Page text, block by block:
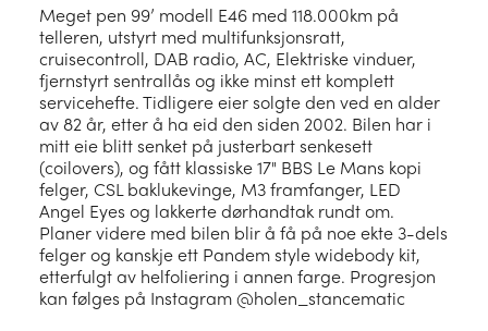
Meget pen 99’ modell E46 med 118.000km på
telleren, utstyrt med multifunksjonsratt,
cruisecontroll, DAB radio, AC, Elektriske vinduer,
fjernstyrt sentrallås og ikke minst ett komplett
servicehefte. Tidligere eier solgte den ved en alder
av 82 år, etter å ha eid den siden 2002. Bilen har i
mitt eie blitt senket på justerbart senkesett
(coilovers), og fått klassiske 17" BBS Le Mans kopi
felger, CSL baklukevinge, M3 framfanger, LED
Angel Eyes og lakkerte dørhandtak rundt om.
Planer videre med bilen blir å få på noe ekte 3-dels
felger og kanskje ett Pandem style widebody kit,
etterfulgt av helfoliering i annen farge. Progresjon
kan følges på Instagram @holen_stancematic